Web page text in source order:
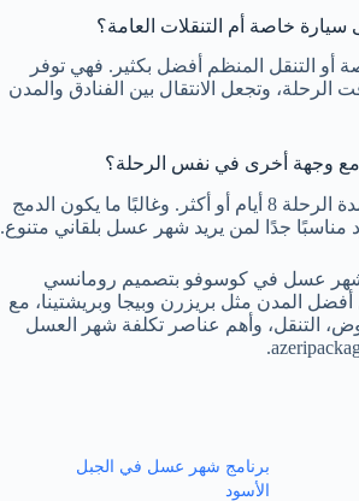
سيارة خاصة أم التنقلات العامة؟
أو التنقل المنظم أفضل بكثير. فهي توفر
الرحلة، وتجعل الانتقال بين الفنادق والمدن
وجهة أخرى في نفس الرحلة؟
نعم، خصوصًا إذا كانت مدة الرحلة 8 أيام أو أكثر. وغالبًا ما يكون الدمج
مناسبًا جدًا لمن يريد شهر عسل بلقاني متنوع.
شهر عسل في كوسوفو بتصميم رومانسي
المدن مثل بريزرن وبيجا وبريشتينا، مع
التنقل، وأهم عناصر تكلفة شهر العسل
برنامج شهر عسل في الجبل
الأسود